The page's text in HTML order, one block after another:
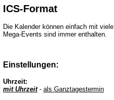
ICS-Format
Die Kalender können einfach mit
Mega-Events sind immer enthalten.
Einstellungen:
Uhrzeit:
mit Uhrzeit- als Ganztagestermin